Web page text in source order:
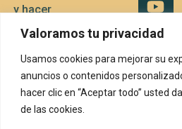
Valoramos tu privacidad
Usamos cookies para mejorar su
anuncios o contenidos
hacer clic en “Aceptar todo” usted
de las cookies.
y hacer
crecer tu